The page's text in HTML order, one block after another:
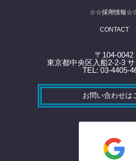
☆☆採用情報
CONTACT
〒104-0042
東京都中央区入船2-2-3
TEL: 03-4405-
お問い合わせは